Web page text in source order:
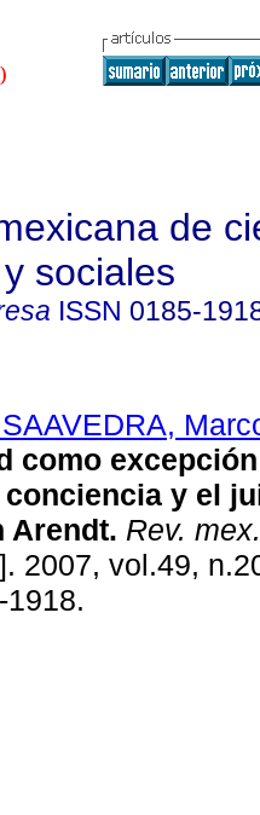
de
sociales
ISSN 0185-
como
conciencia y el
Arendt. Rev.
2007, vol.49,
1918.